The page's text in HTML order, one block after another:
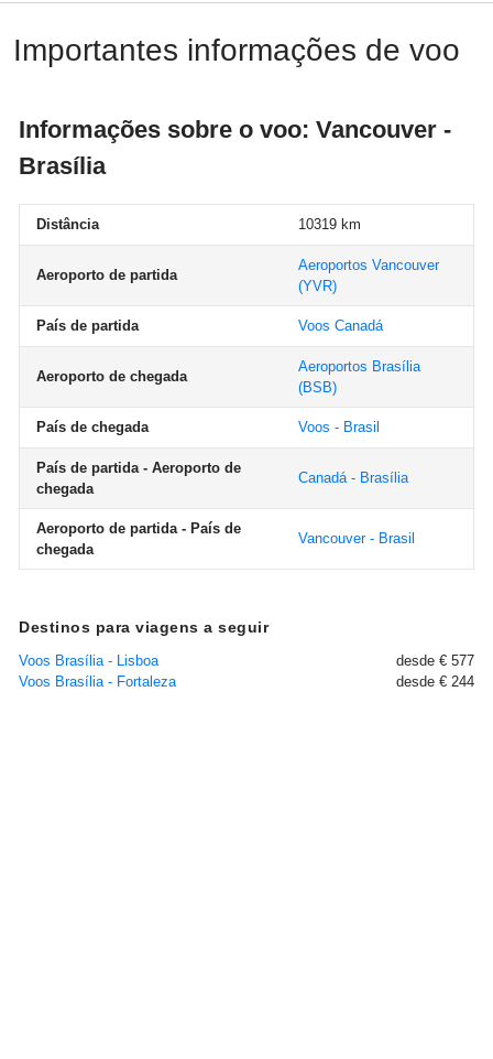
Importantes informações de voo
Informações sobre o voo: Vancouver -
Brasília
Distância 10319 km
Aeroporto de partida
Aeroportos Vancouver
(YVR)
País de partida Voos Canadá
Aeroporto de chegada
Aeroportos Brasília
(BSB)
País de chegada Voos - Brasil
País de partida - Aeroporto de
chegada
Canadá - Brasília
Aeroporto de partida - País de
chegada
Vancouver - Brasil
Destinos para viagens a seguir
Voos Brasília - Lisboa
desde € 577
Voos Brasília - Fortaleza
desde € 244